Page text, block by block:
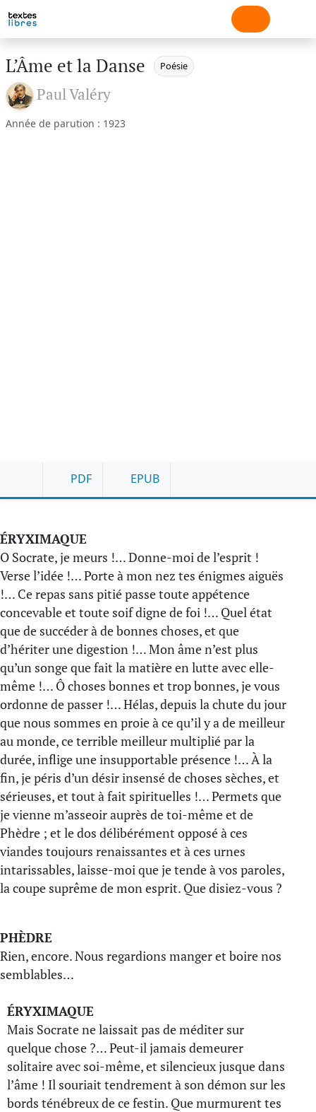
L’Âme et la Danse Poésie
Paul Valéry
Année de parution : 1923
PDF EPUB
ÉRYXIMAQUE
O Socrate, je meurs !… Donne-moi de l’esprit !
Verse l’idée !… Porte à mon nez tes énigmes aiguës
!… Ce repas sans pitié passe toute appétence
concevable et toute soif digne de foi !… Quel état
que de succéder à de bonnes choses, et que
d’hériter une digestion !… Mon âme n’est plus
qu’un songe que fait la matière en lutte avec elle-
même !… Ô choses bonnes et trop bonnes, je vous
ordonne de passer !… Hélas, depuis la chute du jour
que nous sommes en proie à ce qu’il y a de meilleur
au monde, ce terrible meilleur multiplié par la
durée, inflige une insupportable présence !… À la
fin, je péris d’un désir insensé de choses sèches, et
sérieuses, et tout à fait spirituelles !… Permets que
je vienne m’asseoir auprès de toi-même et de
Phèdre ; et le dos délibérément opposé à ces
viandes toujours renaissantes et à ces urnes
intarissables, laisse-moi que je tende à vos paroles,
la coupe suprême de mon esprit. Que disiez-vous ?
PHÈDRE
Rien, encore. Nous regardions manger et boire nos
semblables…
ÉRYXIMAQUE
Mais Socrate ne laissait pas de méditer sur
quelque chose ?… Peut-il jamais demeurer
solitaire avec soi-même, et silencieux jusque dans
l’âme ! Il souriait tendrement à son démon sur les
bords ténébreux de ce festin. Que murmurent tes